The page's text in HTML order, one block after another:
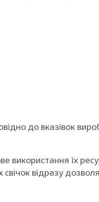
до вказівок
використання їх
відразу